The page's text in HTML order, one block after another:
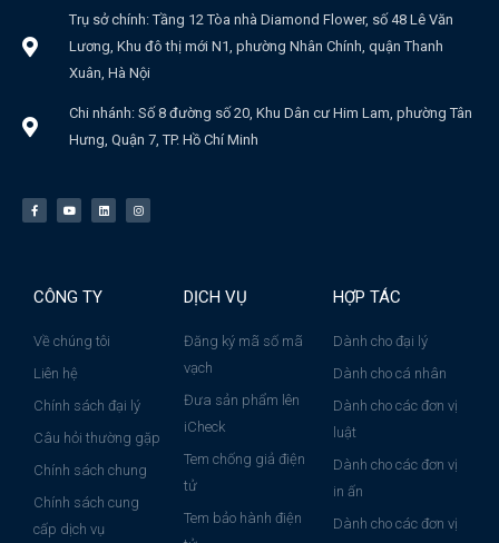
Trụ sở chính: Tầng 12 Tòa nhà Diamond Flower, số 48 Lê Văn
Lương, Khu đô thị mới N1, phường Nhân Chính, quận Thanh
Xuân, Hà Nội
Chi nhánh: Số 8 đường số 20, Khu Dân cư Him Lam, phường Tân
Hưng, Quận 7, TP. Hồ Chí Minh
CÔNG TY
Về chúng tôi
Liên hệ
Chính sách đại lý
Câu hỏi thường gặp
Chính sách chung
Chính sách cung
cấp dịch vụ
DỊCH VỤ
Đăng ký mã số mã
vạch
Đưa sản phẩm lên
iCheck
Tem chống giả điện
tử
Tem bảo hành điện
HỢP TÁC
Dành cho đại lý
Dành cho cá nhân
Dành cho các đơn vị
luật
Dành cho các đơn vị
in ấn
Dành cho các đơn vị